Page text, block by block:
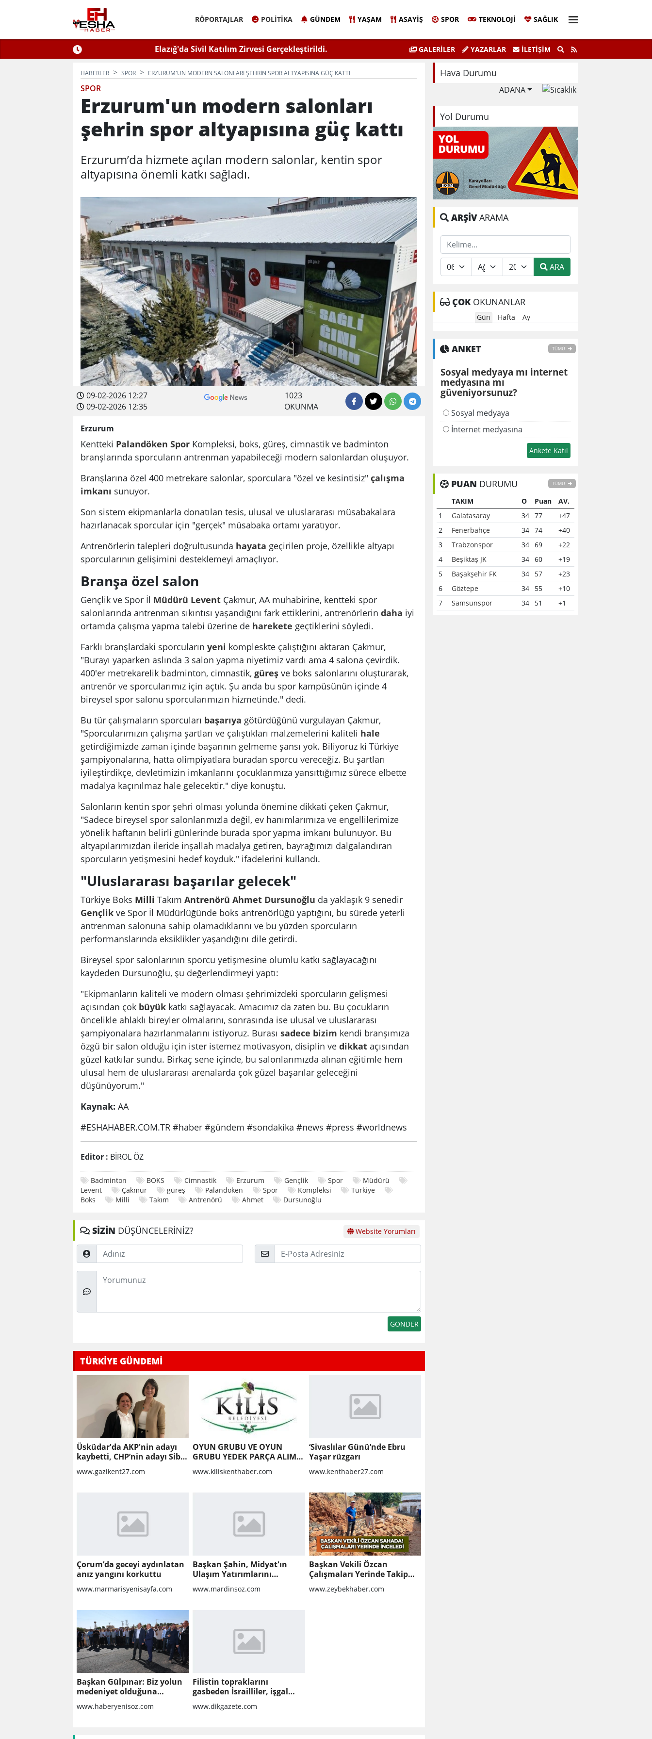
RÖPORTAJLAR POLITIKA GÜNDEM YAŞAM ASAYIŞ SPOR TEKNOLOJI SAĞLIK
Hayati Uyarı
Ölüm Getirir
Elazığ'da Sivil Katılım Zirvesi Gerçekleştirildi. "Kadınlar Pazar Günü Beşiktaş'ta Yürüyor!"
GALERİLER YAZARLAR İLETIŞIM
HABERLER SPOR ERZURUM'UN MODERN SALONLARI ŞEHRIN SPOR ALTYAPISINA GÜÇ KATTI
SPOR
Erzurum'un modern salonları
şehrin spor altyapısına güç kattı
Erzurum’da hizmete açılan modern salonlar, kentin spor
altyapısına önemli katkı sağladı.
09-02-2026 12:27
09-02-2026 12:35
1023
OKUNMA
Erzurum
Kentteki Palandöken Spor Kompleksi, boks, güreş, cimnastik ve badminton
branşlarında sporcuların antrenman yapabileceği modern salonlardan oluşuyor.
Branşlarına özel 400 metrekare salonlar, sporculara "özel ve kesintisiz" çalışma
imkanı sunuyor.
Son sistem ekipmanlarla donatılan tesis, ulusal ve uluslararası müsabakalara
hazırlanacak sporcular için "gerçek" müsabaka ortamı yaratıyor.
Antrenörlerin talepleri doğrultusunda hayata geçirilen proje, özellikle altyapı
sporcularının gelişimini desteklemeyi amaçlıyor.
Branşa özel salon
Gençlik ve Spor İl Müdürü Levent Çakmur, AA muhabirine, kentteki spor
salonlarında antrenman sıkıntısı yaşandığını fark ettiklerini, antrenörlerin daha iyi
ortamda çalışma yapma talebi üzerine de harekete geçtiklerini söyledi.
Farklı branşlardaki sporcuların yeni kompleskte çalıştığını aktaran Çakmur,
"Burayı yaparken aslında 3 salon yapma niyetimiz vardı ama 4 salona çevirdik.
400'er metrekarelik badminton, cimnastik, güreş ve boks salonlarını oluşturarak,
antrenör ve sporcularımız için açtık. Şu anda bu spor kampüsünün içinde 4
bireysel spor salonu sporcularımızın hizmetinde." dedi.
Bu tür çalışmaların sporcuları başarıya götürdüğünü vurgulayan Çakmur,
"Sporcularımızın çalışma şartları ve çalıştıkları malzemelerini kaliteli hale
getirdiğimizde zaman içinde başarının gelmeme şansı yok. Biliyoruz ki Türkiye
şampiyonalarına, hatta olimpiyatlara buradan sporcu vereceğiz. Bu şartları
iyileştirdikçe, devletimizin imkanlarını çocuklarımıza yansıttığımız sürece elbette
madalya kaçınılmaz hale gelecektir." diye konuştu.
Salonların kentin spor şehri olması yolunda önemine dikkati çeken Çakmur,
"Sadece bireysel spor salonlarımızla değil, ev hanımlarımıza ve engellilerimize
yönelik haftanın belirli günlerinde burada spor yapma imkanı bulunuyor. Bu
altyapılarımızdan ileride inşallah madalya getiren, bayrağımızı dalgalandıran
sporcuların yetişmesini hedef koyduk." ifadelerini kullandı.
"Uluslararası başarılar gelecek"
Türkiye Boks Milli Takım Antrenörü Ahmet Dursunoğlu da yaklaşık 9 senedir
Gençlik ve Spor İl Müdürlüğünde boks antrenörlüğü yaptığını, bu sürede yeterli
antrenman salonuna sahip olamadıklarını ve bu yüzden sporcuların
performanslarında eksiklikler yaşandığını dile getirdi.
Bireysel spor salonlarının sporcu yetişmesine olumlu katkı sağlayacağını
kaydeden Dursunoğlu, şu değerlendirmeyi yaptı:
"Ekipmanların kaliteli ve modern olması şehrimizdeki sporcuların gelişmesi
açısından çok büyük katkı sağlayacak. Amacımız da zaten bu. Bu çocukların
öncelikle ahlaklı bireyler olmalarını, sonrasında ise ulusal ve uluslararası
şampiyonalara hazırlanmalarını istiyoruz. Burası sadece bizim kendi branşımıza
özgü bir salon olduğu için ister istemez motivasyon, disiplin ve dikkat açısından
güzel katkılar sundu. Birkaç sene içinde, bu salonlarımızda alınan eğitimle hem
ulusal hem de uluslararası arenalarda çok güzel başarılar geleceğini
düşünüyorum."
Kaynak: AA
#ESHAHABER.COM.TR #haber #gündem #sondakika #news #press #worldnews
Editor : BİROL ÖZ
Badminton BOKS Cimnastik Erzurum Gençlik Spor
Müdürü
Levent
Çakmur güreş Palandöken Spor Kompleksi
Türkiye
Boks
Milli Takım Antrenörü Ahmet Dursunoğlu
SİZİN DÜŞÜNCELERİNİZ? Website Yorumları
Adınız
Posta
Düşünceleriniz
TÜRKİYE GÜNDEMİ
Üsküdar'da AKP'nin adayı
kaybetti, CHP’nin adayı Sibel
Tan Çetinkaya Başkan Vekili
seçildi
www.gazikent27.com
OYUN GRUBU VE OYUN
GRUBU YEDEK PARÇA ALIM
www.kiliskenthaber.com
‘Sivaslılar Günü’nde Ebru
Yaşar rüzgarı
www.kenthaber27.com
Çorum’da geceyi aydınlatan
anız yangını korkuttu
www.marmarisyenisayfa.com
Başkan Şahin, Midyat'ın
Ulaşım Yatırımlarını
Ankara'ya Taşıdı
www.mardinsoz.com
Başkan Vekili Özcan
Çalışmaları Yerinde Takip
www.zeybekhaber.com
Başkan Gülpınar: Biz yolun
medeniyet olduğuna
inanıyoruz
www.haberyenisoz.com
Filistin topraklarını
gasbeden İsrailliler, işgal
altındaki Batı Şeria’daki
saldırılarını sürdürdü
www.dikgazete.com
Hava Durumu
ADANA
Yol Durumu
ARŞİVARAMA
ARA
ÇOKOKUNANLAR
Gün Hafta Ay
ANKET TÜMÜ
Sosyal medyaya mı internet
medyasına mı
güveniyorsunuz?
Sosyal medyaya
İnternet medyasına
PUAN DURUMU TÜMÜ
TAKIM O Puan
AV.
1
Galatasaray 34 77
+47
2
Fenerbahçe 34 74
+40
3
Trabzonspor 34 69
+22
4
Beşiktaş JK 34 60
+19
5
Başakşehir FK 34 57
+23
6
Göztepe 34 55
+10
7
Samsunspor 34 51
+1
Çaykur Rizespor